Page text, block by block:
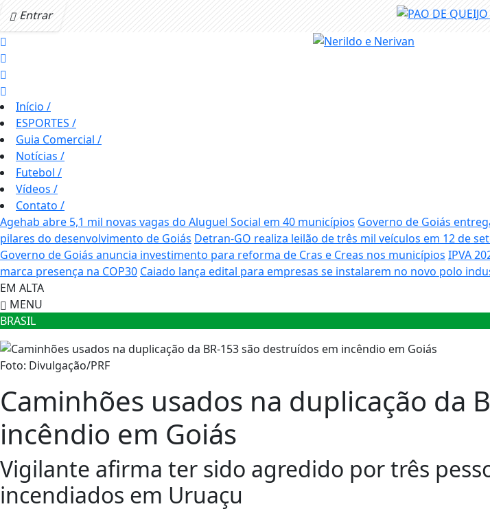
Entrar
Início /
ESPORTES /
Guia Comercial /
Notícias /
Futebol /
Vídeos /
Contato /
Agehab abre 5,1 mil novas vagas do Aluguel Social em 40 municípios Governo de Goiás
pilares do desenvolvimento de Goiás Detran-GO realiza leilão de três mil veículos em 12 de
Governo de Goiás anuncia investimento para reforma de Cras e Creas nos municípios IPVA
marca presença na COP30 Caiado lança edital para empresas se instalarem no novo polo
EM ALTA
MENU
BRASIL
Foto: Divulgação/PRF
Caminhões usados na duplicação da
incêndio em Goiás
Vigilante afirma ter sido agredido por três
incendiados em Uruaçu